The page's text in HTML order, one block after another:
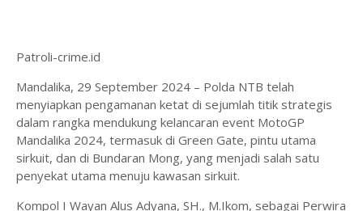
Patroli-crime.id
Mandalika, 29 September 2024 – Polda NTB telah
menyiapkan pengamanan ketat di sejumlah titik strategis
dalam rangka mendukung kelancaran event MotoGP
Mandalika 2024, termasuk di Green Gate, pintu utama
sirkuit, dan di Bundaran Mong, yang menjadi salah satu
penyekat utama menuju kawasan sirkuit.
Kompol I Wayan Alus Adyana, SH., M.Ikom, sebagai Perwira